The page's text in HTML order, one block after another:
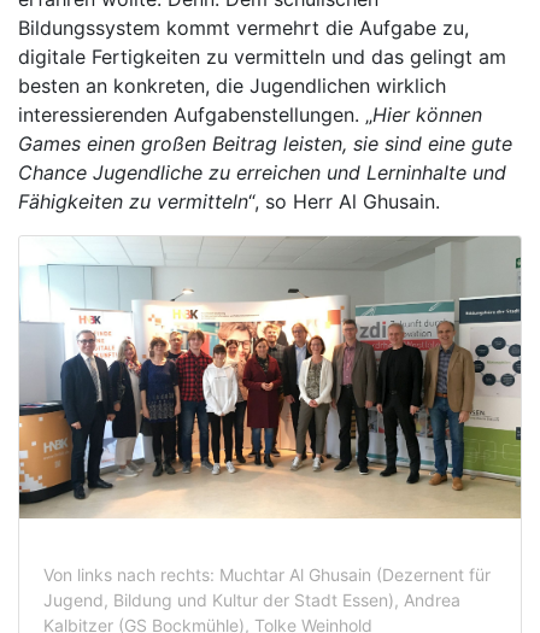
Bildungssystem kommt vermehrt die Aufgabe zu,
digitale Fertigkeiten zu vermitteln und das gelingt am
besten an konkreten, die Jugendlichen wirklich
interessierenden Aufgabenstellungen. „Hier können
Games einen großen Beitrag leisten, sie sind eine gute
Chance Jugendliche zu erreichen und Lerninhalte und
Fähigkeiten zu vermitteln“, so Herr Al Ghusain.
Von links nach rechts: Muchtar Al Ghusain (Dezernent für
Jugend, Bildung und Kultur der Stadt Essen), Andrea
Kalbitzer (GS Bockmühle), Tolke Weinhold